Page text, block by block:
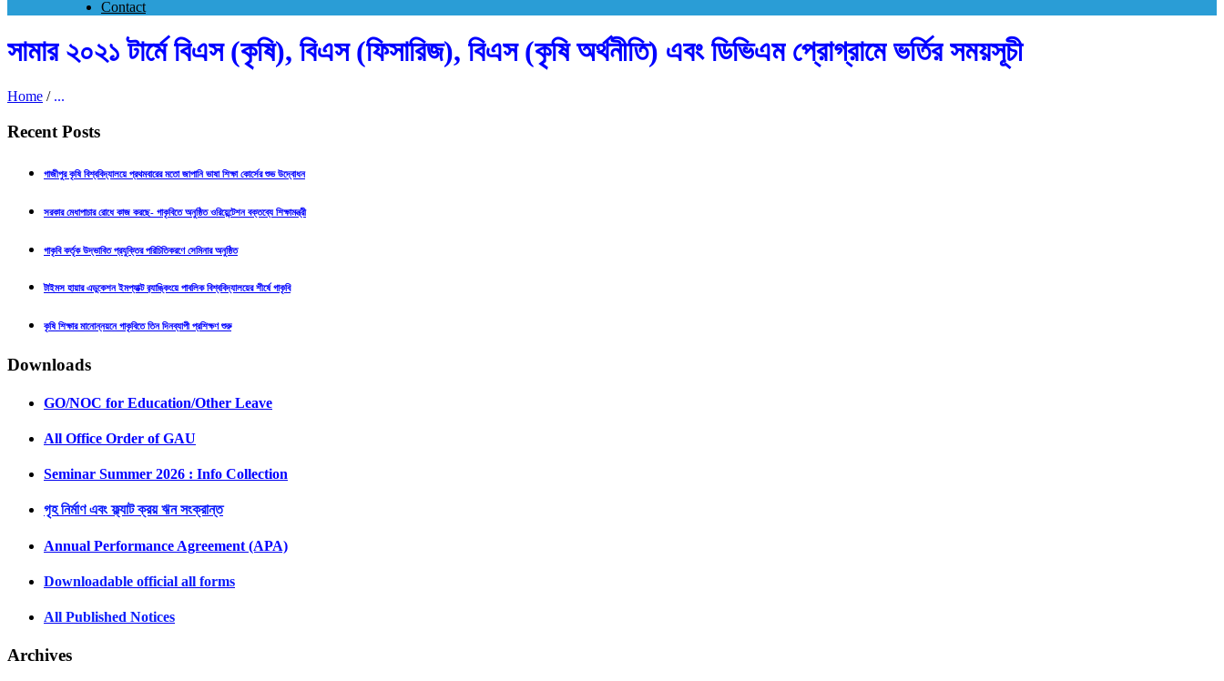
Contact
সামার ২০২১ টার্মে বিএস (কৃষি), বিএস (ফিসারিজ), বিএস (কৃষি অর্থনীতি) এবং ডিভিএম প্রোগ্রামে ভর্তির সময়সূচী
Home / ...
Recent Posts
গাজীপুর কৃষি বিশ্ববিদ্যালয়ে প্রথমবারের মতো জাপানি ভাষা শিক্ষা কোর্সের শুভ উদ্বোধন
সরকার মেধাপাচার রোধে কাজ করছে- গাকৃবিতে অনুষ্ঠিত ওরিয়েন্টেশন বক্তব্যে শিক্ষামন্ত্রী
গাকৃবি কর্তৃক উদ্ভাবিত প্রযুক্তির পরিচিতিকরণে সেমিনার অনুষ্ঠিত
টাইমস হায়ার এডুকেশন ইমপ্যাক্ট র‍্যাঙ্কিংয়ে পাবলিক বিশ্ববিদ্যালয়ের শীর্ষে গাকৃবি
কৃষি শিক্ষার মানোন্নয়নে গাকৃবিতে তিন দিনব্যাপী প্রশিক্ষণ শুরু
Downloads
GO/NOC for Education/Other Leave
All Office Order of GAU
Seminar Summer 2026 : Info Collection
গৃহ নির্মাণ এবং ফ্ল্যাট ক্রয় ঋন সংক্রান্ত
Annual Performance Agreement (APA)
Downloadable official all forms
All Published Notices
Archives